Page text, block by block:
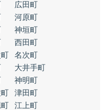
広田町
河原町
神垣町
西田町
名次町
大井手町
神明町
津田町
江上町